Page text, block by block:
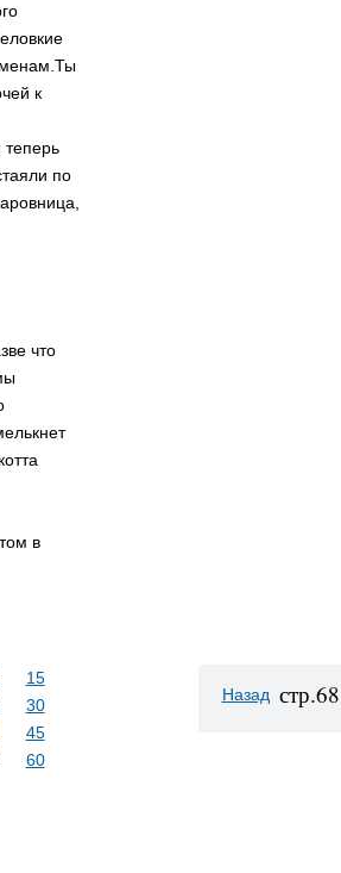
Ты
к
теперь
по
что
в
15
30
45
60
Назад стр.68